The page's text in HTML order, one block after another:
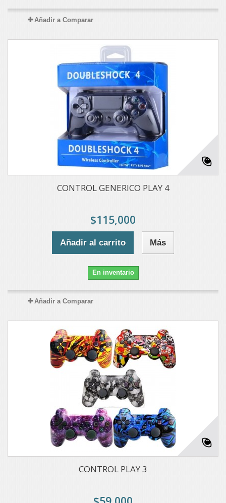
Añadir a Comparar
CONTROL GENERICO PLAY 4
$115,000
Añadir al carrito Más
En inventario
Añadir a Comparar
CONTROL PLAY 3